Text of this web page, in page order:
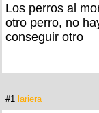
Los perros al
otro perro, no
conseguir otro
#1 lariera